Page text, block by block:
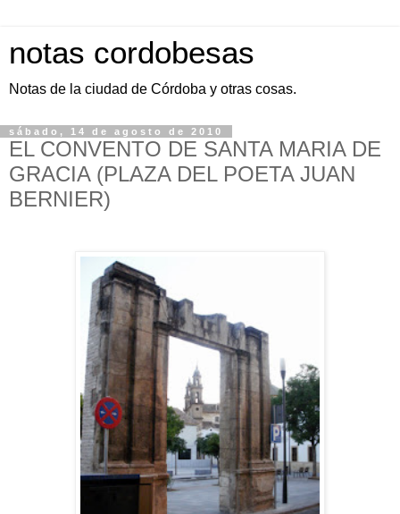
notas cordobesas
Notas de la ciudad de Córdoba y otras cosas.
sábado, 14 de agosto de 2010
EL CONVENTO DE SANTA MARIA DE
GRACIA (PLAZA DEL POETA JUAN
BERNIER)